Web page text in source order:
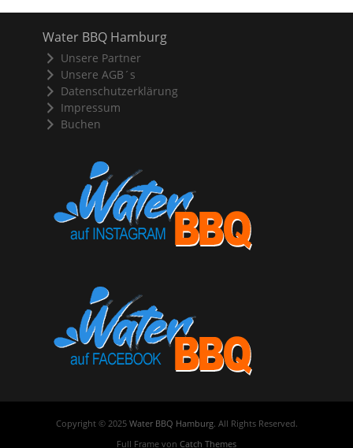
Water BBQ Hamburg
Unsere Partner
Unsere AGB´s
Datenschutzerklärung
Impressum
Buchen
Copyright © 2025 Water BBQ Hamburg. All Rights Reserved.
Full Frame von Catch Themes